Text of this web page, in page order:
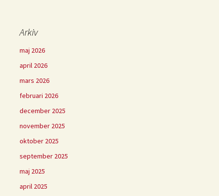
Arkiv
maj 2026
april 2026
mars 2026
februari 2026
december 2025
november 2025
oktober 2025
september 2025
maj 2025
april 2025